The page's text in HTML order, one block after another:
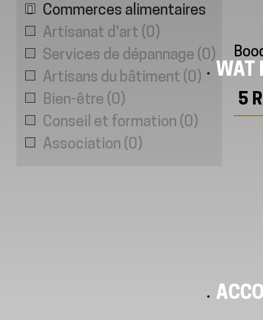
WAT
Commerces alimentaires
Artisanat d'art (0)
Services de dépannage (0)
Artisans du bâtiment (0)
Bien-être (0)
Conseil et formation (0)
Association (0)
5